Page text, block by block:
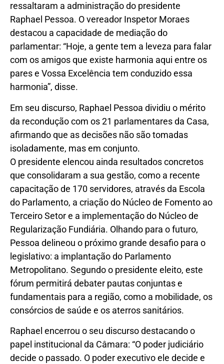
ressaltaram a administração do presidente
Raphael Pessoa. O vereador Inspetor Moraes
destacou a capacidade de mediação do
parlamentar: “Hoje, a gente tem a leveza para falar
com os amigos que existe harmonia aqui entre os
pares e Vossa Excelência tem conduzido essa
harmonia”, disse.
Em seu discurso, Raphael Pessoa dividiu o mérito
da recondução com os 21 parlamentares da Casa,
afirmando que as decisões não são tomadas
isoladamente, mas em conjunto.
O presidente elencou ainda resultados concretos
que consolidaram a sua gestão, como a recente
capacitação de 170 servidores, através da Escola
do Parlamento, a criação do Núcleo de Fomento ao
Terceiro Setor e a implementação do Núcleo de
Regularização Fundiária. Olhando para o futuro,
Pessoa delineou o próximo grande desafio para o
legislativo: a implantação do Parlamento
Metropolitano. Segundo o presidente eleito, este
fórum permitirá debater pautas conjuntas e
fundamentais para a região, como a mobilidade, os
consórcios de saúde e os aterros sanitários.
Raphael encerrou o seu discurso destacando o
papel institucional da Câmara: “O poder judiciário
decide o passado. O poder executivo ele decide e